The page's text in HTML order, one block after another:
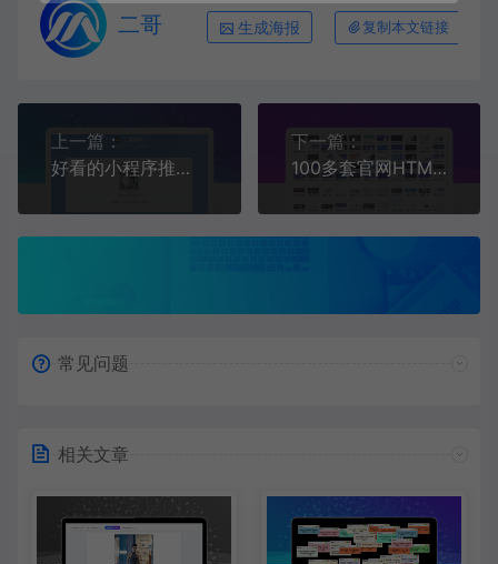
二哥 生成海报 复制本文链接
上一篇：
好看的小程序推广单页HTML源码
下一篇：
100多套官网HTML源码 前端静态页面源码
常见问题
相关文章